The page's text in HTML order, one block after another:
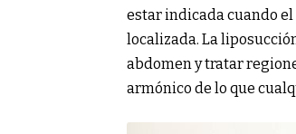
estar indicada cuando
localizada. La
abdomen y tratar
armónico de lo que